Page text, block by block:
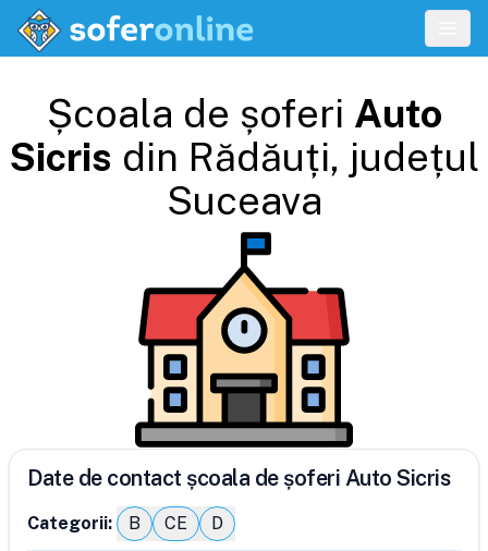
Școala de șoferi Auto
Sicris din Rădăuți, județul
Suceava
Date de contact școala de șoferi Auto Sicris
Categorii: B CE D